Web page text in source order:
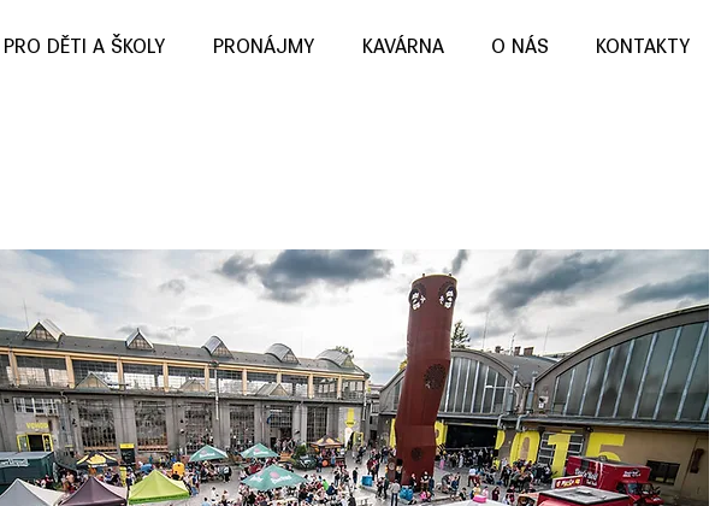
PRO DĚTI A ŠKOLY PRONÁJMY KAVÁRNA O NÁS KONTAKTY